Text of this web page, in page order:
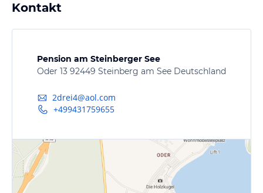
Kontakt
Pension am Steinberger See
Oder 13 92449 Steinberg am See Deutschland
2drei4@aol.com
+499431759655